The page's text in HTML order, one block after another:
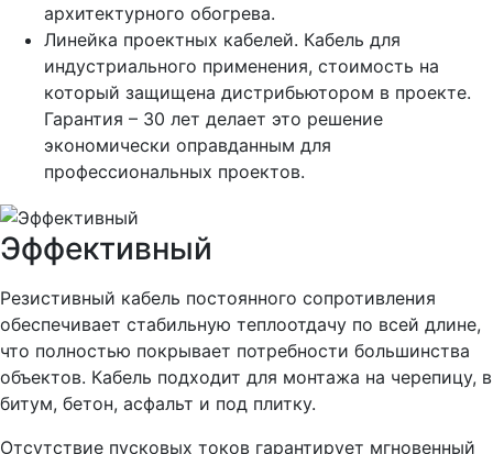
архитектурного обогрева.
Линейка проектных кабелей. Кабель для
индустриального применения, стоимость на
который защищена дистрибьютором в проекте.
Гарантия – 30 лет делает это решение
экономически оправданным для
профессиональных проектов.
Эффективный
Резистивный кабель постоянного сопротивления
обеспечивает стабильную теплоотдачу по всей длине,
что полностью покрывает потребности большинства
объектов. Кабель подходит для монтажа на черепицу, в
битум, бетон, асфальт и под плитку.
Отсутствие пусковых токов гарантирует мгновенный